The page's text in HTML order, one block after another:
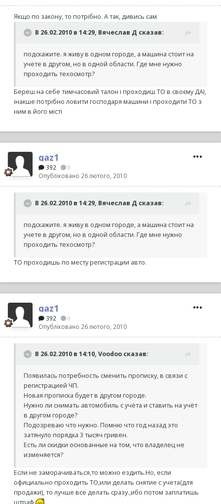
Якщо по закону, то потрібно. А так, дивись сам
В 26.02.2010 в 14:29, Вячеслав Д сказав:
подскажите. я живу в одном городе, а машина стоит на
учете в другом, но в одной области. Где мне нужно
проходить техосмотр?
Береш на себе тимчасовий талон і проходиш ТО в своєму ДАІ,
інакше потрібно ловити господаря машини і проходити ТО з
ним в його місті
qaz1
392 0
Опубліковано 26 лютого, 2010
В 26.02.2010 в 14:29, Вячеслав Д сказав:
подскажите. я живу в одном городе, а машина стоит на
учете в другом, но в одной области. Где мне нужно
проходить техосмотр?
ТО проходишь по месту регистрации авто.
qaz1
392 0
Опубліковано 26 лютого, 2010
В 26.02.2010 в 14:10, Voodoo сказав:
Появилась потребность сменить прописку, в связи с
регистрацией ЧП.
Новая прописка будет в другом городе.
Нужно ли снимать автомобиль с учёта и ставить на учёт
в другом городе?
Подозреваю что нужно. Помню что год назад это
затянуло порядка 3 тысяч гривен.
Есть ли скидки основанные на том, что владелец не
изменяется?
Если не заморачиваться,то можно ездить.Но, если
официально проходить ТО,или делать снятие с учета(для
продажи), то лучше все делать сразу.,ибо потом заплатишь